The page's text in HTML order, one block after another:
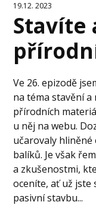
19.12. 2023
Stavíte
Ve 26. epizodě
na téma stavění
přírodních
u něj na webu.
učarovaly hliněné
balíků. Je však
a zkušenostmi,
oceníte, ať už jste
pasivní stavbu...